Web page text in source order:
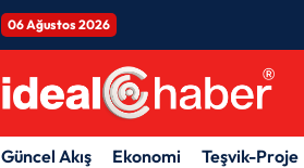
06 Ağustos 2026
Güncel Akış Ekonomi Teşvik-Proje